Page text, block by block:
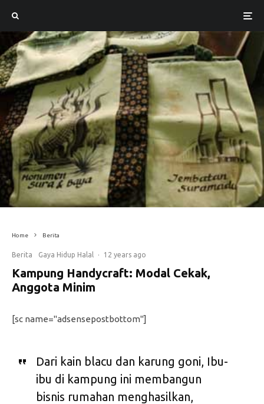
Home Berita
Berita Gaya Hidup Halal · 12 years ago
Kampung Handycraft: Modal Cekak,
Anggota Minim
[sc name="adsensepostbottom"]
Dari kain blacu dan karung goni, Ibu-
ibu di kampung ini membangun
bisnis rumahan menghasilkan,